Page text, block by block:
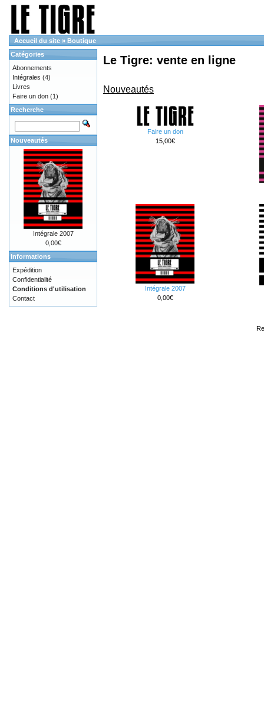
Accueil du site » Boutique
Le Tigre: vente en ligne
Nouveautés
Faire un don
15,00€
Intégrale 2007
0,00€
Catégories
Abonnements
Intégrales (4)
Livres
Faire un don (1)
Recherche
Nouveautés
Intégrale 2007
0,00€
Informations
Expédition
Confidentialité
Conditions d'utilisation
Contact